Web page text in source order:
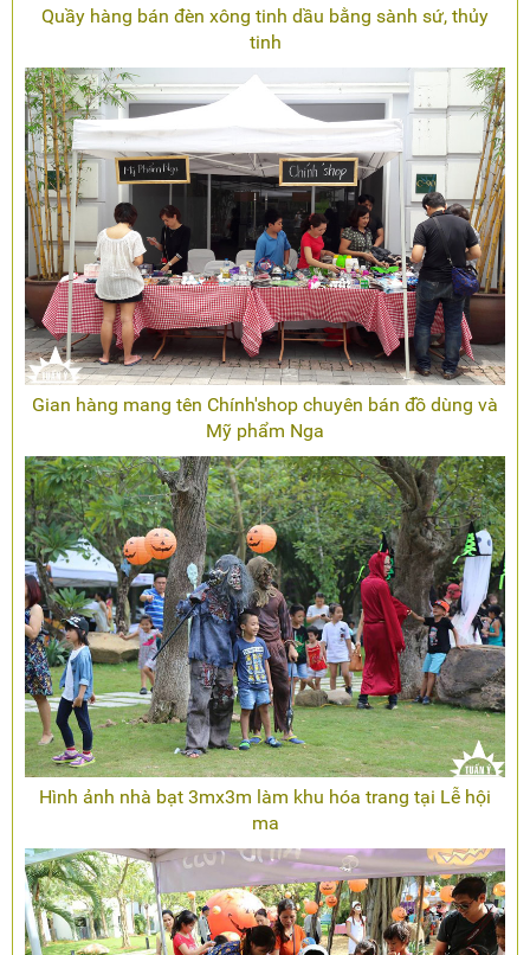
Quầy hàng bán đèn xông tinh dầu bằng sành sứ, thủy
tinh
Gian hàng mang tên Chính'shop chuyên bán đồ dùng và
Mỹ phẩm Nga
Hình ảnh nhà bạt 3mx3m làm khu hóa trang tại Lễ hội
ma